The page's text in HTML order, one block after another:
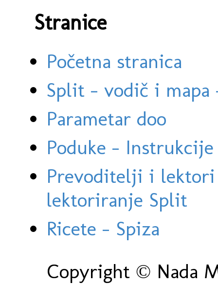
Stranice
Početna stranica
Split - vodič i
Parametar doo
Poduke -
Prevoditelji i
lektoriranje Split
Ricete - Spiza
Copyright © Nada